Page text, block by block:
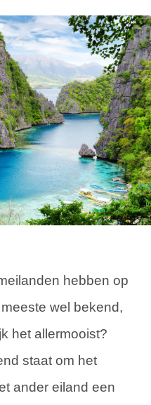
hebben op
wel bekend,
het allermooist?
staat om het
ander eiland een